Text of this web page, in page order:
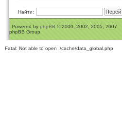
Найти:
Powered by phpBB © 2000, 2002, 2005, 2007
phpBB Group
Fatal: Not able to open ./cache/data_global.php